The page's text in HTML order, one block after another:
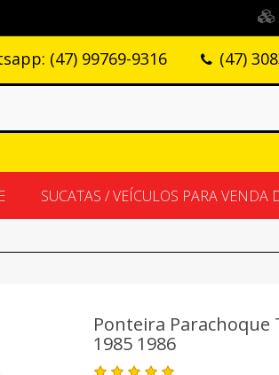
(47) 99769-9316 (47)
SUCATAS / VEÍCULOS PARA VENDA
Ponteira Parachoque
1985 1986